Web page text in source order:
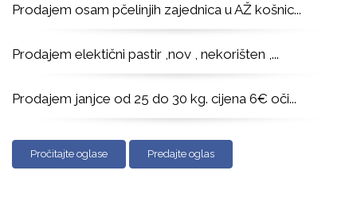
Prodajem osam pčelinjih zajednica u AŽ košnic...
Prodajem elektični pastir ,nov , nekorišten , ...
Prodajem janjce od 25 do 30 kg. cijena 6€ oči...
Pročitajte oglase Predajte oglas